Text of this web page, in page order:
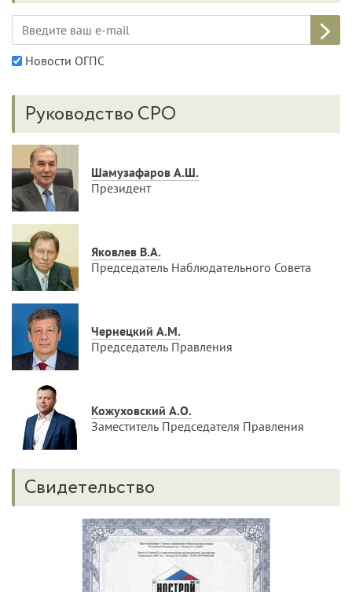
Новости ОГПС
Руководство СРО
Шамузафаров А.Ш.
Президент
Яковлев В.А.
Председатель Наблюдательного Совета
Чернецкий А.М.
Председатель Правления
Кожуховский А.О.
Заместитель Председателя Правления
Свидетельство